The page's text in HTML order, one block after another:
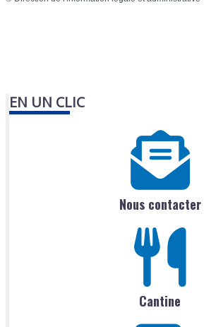
EN UN CLIC
Nous contacter
Cantine